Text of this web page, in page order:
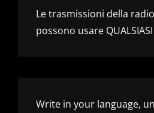
Le trasmissioni della
possono usare
Write in your language,